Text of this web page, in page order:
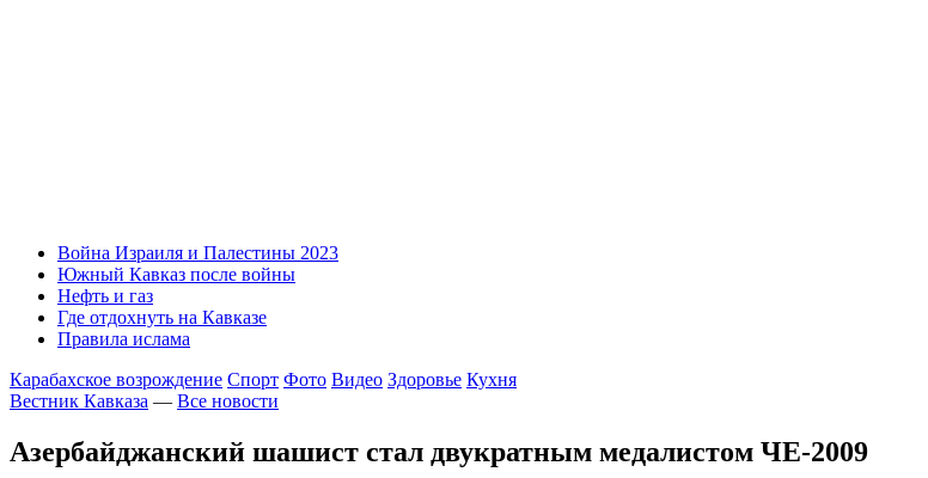
Война Израиля и Палестины 2023
Южный Кавказ после войны
Нефть и газ
Где отдохнуть на Кавказе
Правила ислама
Карабахское возрождение Спорт Фото Видео Здоровье Кухня
Вестник Кавказа — Все новости
Азербайджанский шашист стал двукратным медалистом ЧЕ-2009